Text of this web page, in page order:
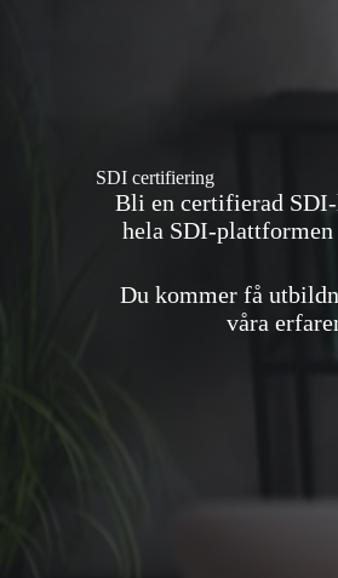
SDI certifiering
Bli en certifierad
hela SDI-
Du kommer få
våra